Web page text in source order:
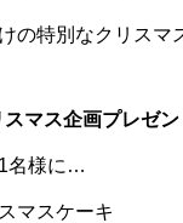
の特別なクリスマ
スマス企画プレゼ
名様に…
マスケーキ